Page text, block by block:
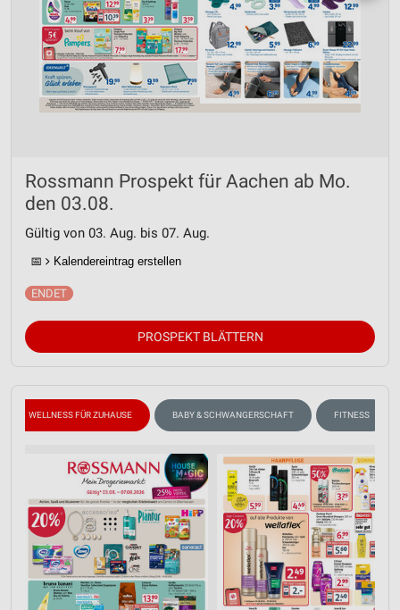
Rossmann Prospekt für Aachen ab Mo.
den 03.08.
Gültig von 03. Aug. bis 07. Aug.
📅 Kalendereintrag erstellen
PROSPEKT BLÄTTERN
WELLNESS FÜR ZUHAUSE BABY & SCHWANGERSCHAFT FITNESS